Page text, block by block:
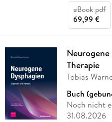
eBook pdf
69,99 €
Therapie
Tobias
Buch
Noch nicht
31.08.2026